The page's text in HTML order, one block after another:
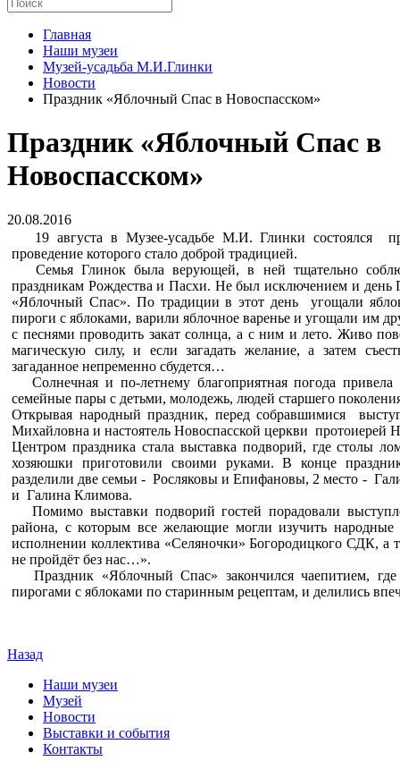
Главная
Наши музеи
Музей-усадьба М.И.Глинки
Новости
Праздник «Яблочный Спас в Новоспасском»
Праздник «Яблочный Спас в
Новоспасском»
20.08.2016
19 августа в Музее-усадьбе М.И. Глинки состоялся
проведение которого стало доброй традицией.
Семья Глинок была верующей, в ней тщательно
праздникам Рождества и Пасхи. Не был исключением и
«Яблочный Спас». По традиции в этот день угощали
пироги с яблоками, варили яблочное варенье и угощали им
с песнями проводить закат солнца, а с ним и лето. Живо
магическую силу, и если загадать желание, а затем
загаданное непременно сбудется…
Солнечная и по-летнему благоприятная погода привела
семейные пары с детьми, молодежь, людей старшего
Открывая народный праздник, перед собравшимися
Михайловна и настоятель Новоспасской церкви протоиерей
Центром праздника стала выставка подворий, где столы
хозяюшки приготовили своими руками. В конце
разделили две семьи - Росляковы и Епифановы, 2 место -
и Галина Климова.
Помимо выставки подворий гостей порадовали
района, с которым все желающие могли изучить
исполнении коллектива «Селяночки» Богородицкого СДК, а
не пройдёт без нас…».
Праздник «Яблочный Спас» закончился чаепитием,
пирогами с яблоками по старинным рецептам, и делились
Назад
Наши музеи
Музей
Новости
Выставки и события
Контакты